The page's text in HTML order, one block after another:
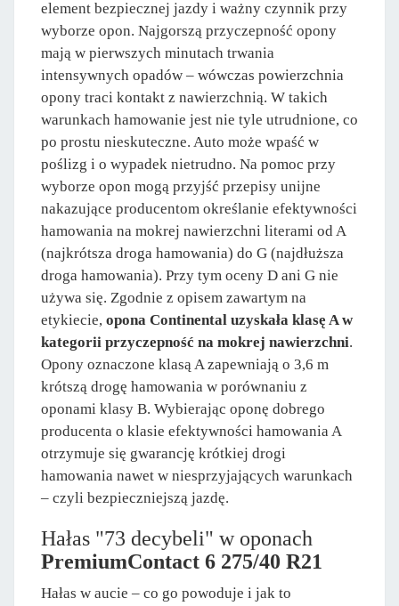
element bezpiecznej jazdy i ważny czynnik przy
wyborze opon. Najgorszą przyczepność opony
mają w pierwszych minutach trwania
intensywnych opadów – wówczas powierzchnia
opony traci kontakt z nawierzchnią. W takich
warunkach hamowanie jest nie tyle utrudnione, co
po prostu nieskuteczne. Auto może wpaść w
poślizg i o wypadek nietrudno. Na pomoc przy
wyborze opon mogą przyjść przepisy unijne
nakazujące producentom określanie efektywności
hamowania na mokrej nawierzchni literami od A
(najkrótsza droga hamowania) do G (najdłuższa
droga hamowania). Przy tym oceny D ani G nie
używa się. Zgodnie z opisem zawartym na
etykiecie, opona Continental uzyskała klasę A w
kategorii przyczepność na mokrej nawierzchni.
Opony oznaczone klasą A zapewniają o 3,6 m
krótszą drogę hamowania w porównaniu z
oponami klasy B. Wybierając oponę dobrego
producenta o klasie efektywności hamowania A
otrzymuje się gwarancję krótkiej drogi
hamowania nawet w niesprzyjających warunkach
– czyli bezpieczniejszą jazdę.
Hałas "73 decybeli" w oponach
PremiumContact 6 275/40 R21
Hałas w aucie – co go powoduje i jak to